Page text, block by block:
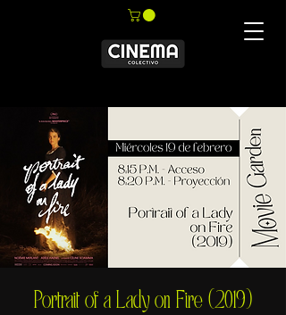
Portrait of a Lady on Fire (2019)